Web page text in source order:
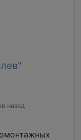
назад